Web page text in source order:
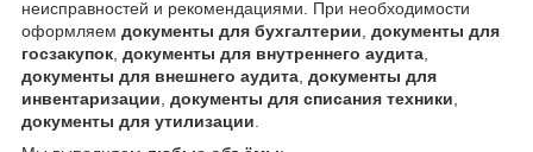
неисправностей и рекомендациями. При необходимости
оформляем документы для бухгалтерии документы для
госзакупок документы для внутреннего аудита
документы для внешнего аудита документы для
инвентаризации документы для списания техники
документы для утилизации